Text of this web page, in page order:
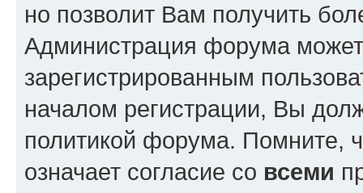
но позволит Вам получить
Администрация форума может
зарегистрированным
началом регистрации, Вы
политикой форума. Помните,
означает согласие со всеми